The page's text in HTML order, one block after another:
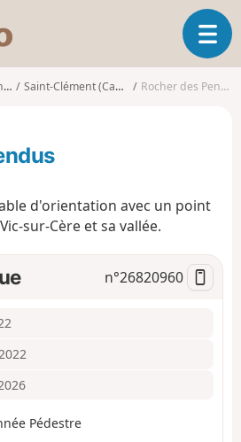
s
o
d
O
u
v
a
g
a
Saint-Clément (Cantal) Rocher des Pendus
d'orientation avec un point
sur-Cère et sa vallée.
n°26820960
Pédestre